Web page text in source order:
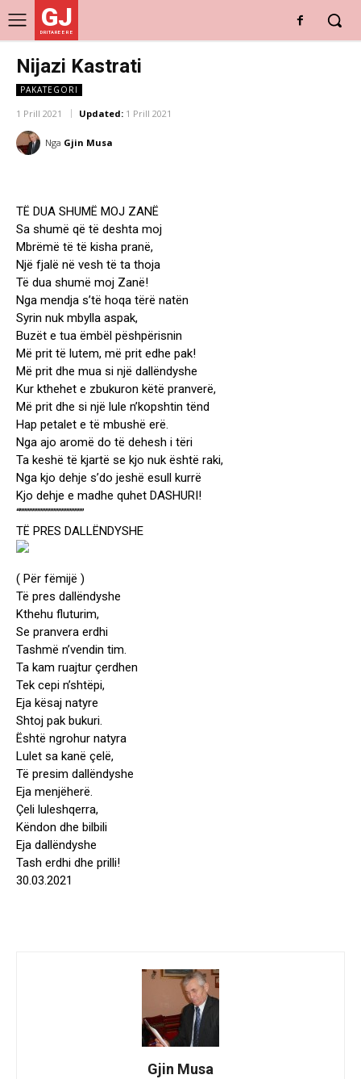
GJ
DRITARE E RE
Nijazi Kastrati
PAKATEGORI
1 Prill 2021 Updated: 1 Prill 2021
Nga Gjin Musa
TË DUA SHUMË MOJ ZANË
Sa shumë që të deshta moj
Mbrëmë të të kisha pranë,
Një fjalë në vesh të ta thoja
Të dua shumë moj Zanë!
Nga mendja s’të hoqa tërë natën
Syrin nuk mbylla aspak,
Buzët e tua ëmbël pëshpërisnin
Më prit të lutem, më prit edhe pak!
Më prit dhe mua si një dallëndyshe
Kur kthehet e zbukuron këtë pranverë,
Më prit dhe si një lule n’kopshtin tënd
Hap petalet e të mbushë erë.
Nga ajo aromë do të dehesh i tëri
Ta keshë të kjartë se kjo nuk është raki,
Nga kjo dehje s’do jeshë esull kurrë
Kjo dehje e madhe quhet DASHURI!
“””””””””””””””””””””
TË PRES DALLËNDYSHE
( Për fëmijë )
Të pres dallëndyshe
Kthehu fluturim,
Se pranvera erdhi
Tashmë n’vendin tim.
Ta kam ruajtur çerdhen
Tek cepi n’shtëpi,
Eja kësaj natyre
Shtoj pak bukuri.
Është ngrohur natyra
Lulet sa kanë çelë,
Të presim dallëndyshe
Eja menjëherë.
Çeli luleshqerra,
Këndon dhe bilbili
Eja dallëndyshe
Tash erdhi dhe prilli!
30.03.2021
Gjin Musa